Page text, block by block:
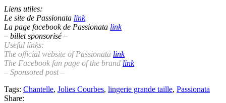
Liens utiles:
Le site de Passionata link
La page facebook de Passionata link
– billet sponsorisé –
Useful links:
The official website of Passionata link
The Facebook fan page of the brand link
– Sponsored post –
Tags: Chantelle, Jolies Courbes, lingerie grande taille, Passionata
Share: